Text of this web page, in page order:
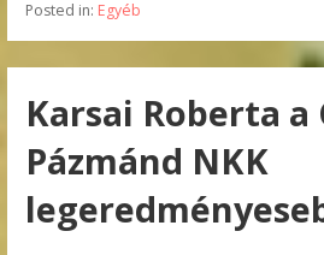
Posted in: Egyéb
Karsai Roberta a
Pázmánd NKK